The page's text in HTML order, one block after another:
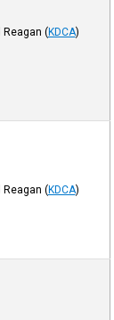
(KDCA)
(KDCA)